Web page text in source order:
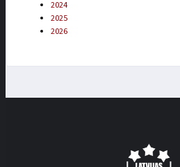
2024
2025
2026